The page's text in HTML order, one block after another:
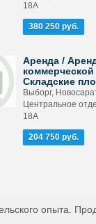
18А
380 250 руб.
Аренда /
коммерческой
Складские
Выборг,
Центральное
18А
204 750 руб.
опыта.